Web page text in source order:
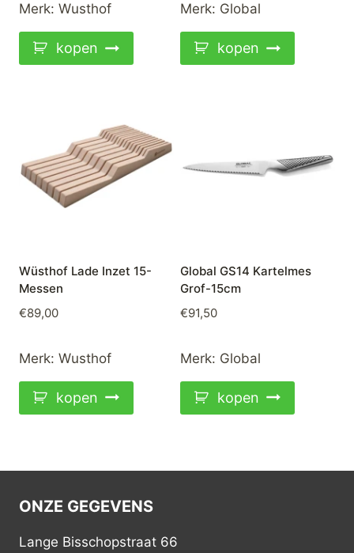
Merk: Wusthof
kopen
Merk: Global
kopen
Wüsthof Lade Inzet 15-
Messen
€89,00
Merk: Wusthof
kopen
Global GS14 Kartelmes
Grof-15cm
€91,50
Merk: Global
kopen
ONZE GEGEVENS
Lange Bisschopstraat 66